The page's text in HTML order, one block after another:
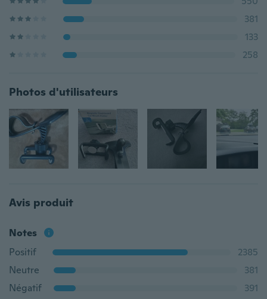
381
133
258
Photos d'utilisateurs
Avis produit
Notes
Positif
2385
Neutre
381
Négatif
391